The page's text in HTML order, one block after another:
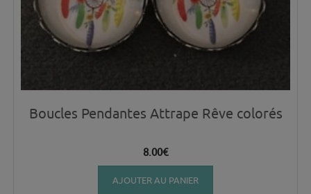
Boucles Pendantes Attrape Rêve colorés
8.00€
AJOUTER AU PANIER